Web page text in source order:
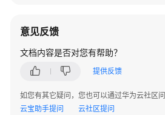
洞
描
产
管
意见反馈
文档内容是否对您有帮助？
提供反馈
如您有其它疑问，您也可以通过华为云社区
云宝助手提问
云社区提问